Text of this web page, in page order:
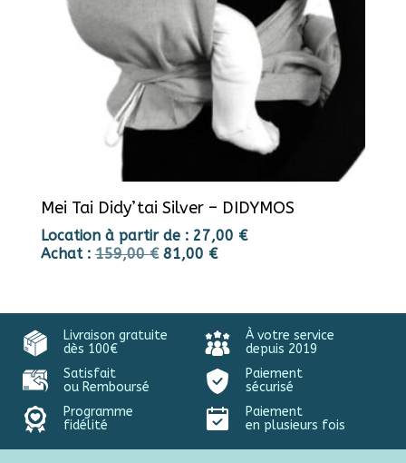
Mei Tai Didy’tai Silver – DIDYMOS
Location à partir de : 27,00 €
Achat :159,00€ 81,00 €
Livraison gratuite
dès 100€
À votre service
depuis 2019
Satisfait
ou Remboursé
Paiement
sécurisé
Programme
fidélité
Paiement
en plusieurs fois